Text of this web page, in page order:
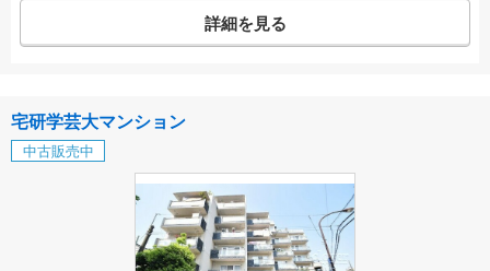
詳細を見る
宅研学芸大マンション
中古販売中